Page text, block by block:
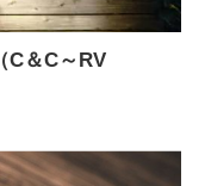
C＆C～RV